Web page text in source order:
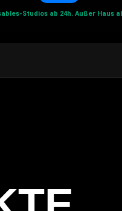
Studios ab 24h. Außer Haus